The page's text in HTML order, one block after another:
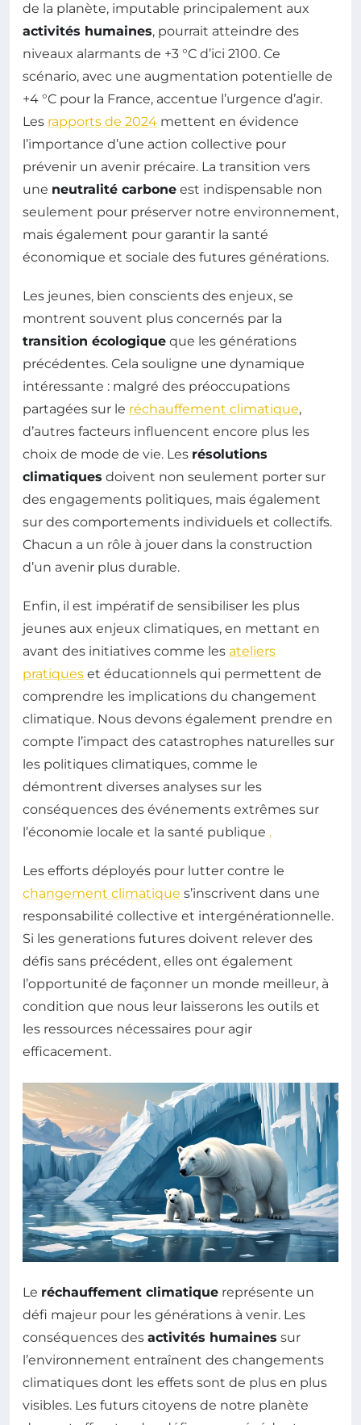
de la planète, imputable principalement aux
activités humaines, pourrait atteindre des
niveaux alarmants de +3 °C d’ici 2100. Ce
scénario, avec une augmentation potentielle de
+4 °C pour la France, accentue l’urgence d’agir.
Les rapports de 2024 mettent en évidence
l’importance d’une action collective pour
prévenir un avenir précaire. La transition vers
une neutralité carbone est indispensable non
seulement pour préserver notre environnement,
mais également pour garantir la santé
économique et sociale des futures générations.
Les jeunes, bien conscients des enjeux, se
montrent souvent plus concernés par la
transition écologique que les générations
précédentes. Cela souligne une dynamique
intéressante : malgré des préoccupations
partagées sur le réchauffement climatique,
d’autres facteurs influencent encore plus les
choix de mode de vie. Les résolutions
climatiques doivent non seulement porter sur
des engagements politiques, mais également
sur des comportements individuels et collectifs.
Chacun a un rôle à jouer dans la construction
d’un avenir plus durable.
Enfin, il est impératif de sensibiliser les plus
jeunes aux enjeux climatiques, en mettant en
avant des initiatives comme les ateliers
pratiques et éducationnels qui permettent de
comprendre les implications du changement
climatique. Nous devons également prendre en
compte l’impact des catastrophes naturelles sur
les politiques climatiques, comme le
démontrent diverses analyses sur les
conséquences des événements extrêmes sur
l’économie locale et la santé publique .
Les efforts déployés pour lutter contre le
changement climatique s’inscrivent dans une
responsabilité collective et intergénérationnelle.
Si les generations futures doivent relever des
défis sans précédent, elles ont également
l’opportunité de façonner un monde meilleur, à
condition que nous leur laisserons les outils et
les ressources nécessaires pour agir
efficacement.
Le réchauffement climatique représente un
défi majeur pour les générations à venir. Les
conséquences des activités humaines sur
l’environnement entraînent des changements
climatiques dont les effets sont de plus en plus
visibles. Les futurs citoyens de notre planète